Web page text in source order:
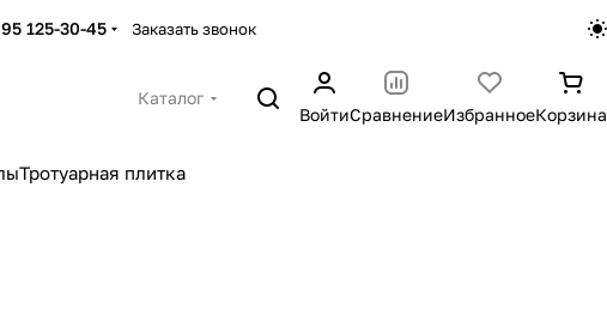
125-30-45 Заказать звонок
Каталог
ВойтиСравнениеИзбранноеКорзина
Тротуарная плитка